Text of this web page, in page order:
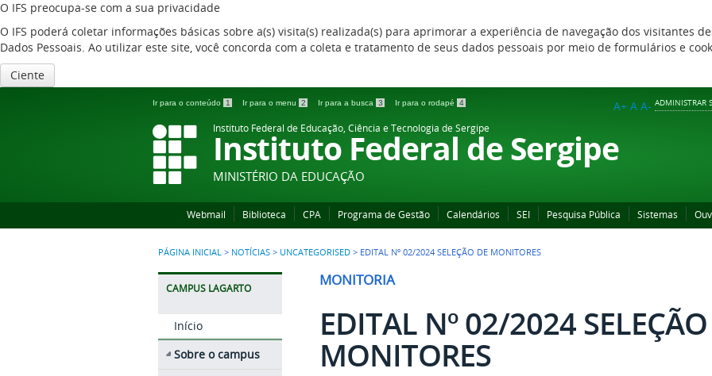
O IFS preocupa-se com a sua privacidade
O IFS poderá coletar informações básicas sobre a(s) visita(s) realizada(s) para aprimorar a experiência de navegação dos visitantes
Dados Pessoais. Ao utilizar este site, você concorda com a coleta e tratamento de seus dados pessoais por meio de formulários e
Ciente
Ir para o conteúdo 1 Ir para o menu 2 Ir para a busca 3 Ir para o rodapé 4 ADMINISTRAR
A+ A A-
Instituto Federal de Educação, Ciência e Tecnologia de Sergipe
Instituto Federal de Sergipe
MINISTÉRIO DA EDUCAÇÃO
Webmail Biblioteca CPA Programa de Gestão Calendários SEI Pesquisa Pública Sistemas
PÁGINA INICIAL > NOTÍCIAS > UNCATEGORISED > EDITAL Nº 02/2024 SELEÇÃO DE MONITORES
CAMPUS LAGARTO
Início
Sobre o campus
MONITORIA
EDITAL Nº 02/2024
MONITORES